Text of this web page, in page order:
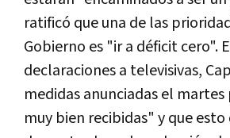
ratificó que una de las
Gobierno es "ir a déficit cero".
declaraciones a televisivas,
medidas anunciadas el
muy bien recibidas" y que esto